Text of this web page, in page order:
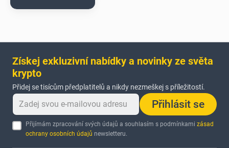
Získej exkluzivní nabídky a novinky ze světa
krypto
Přidej se tisícům předplatitelů a nikdy nezmeškej s příležitostí.
Přihlásit se
Přijímám zpracování svých údajů a souhlasím s podmínkamizásad
ochrany osobních údajů newsletteru.